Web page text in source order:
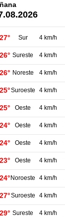
27° Sur 4 km/h
26° Sureste 4 km/h
26° Noreste 4 km/h
25°Suroeste 4 km/h
25° Oeste 4 km/h
24° Oeste 4 km/h
24° Oeste 4 km/h
23° Oeste 4 km/h
24° Noroeste 4 km/h
27°Suroeste 4 km/h
29° Sureste 4 km/h